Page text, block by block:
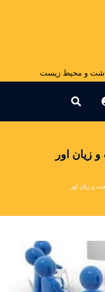
و محیط زیست
اور
اور